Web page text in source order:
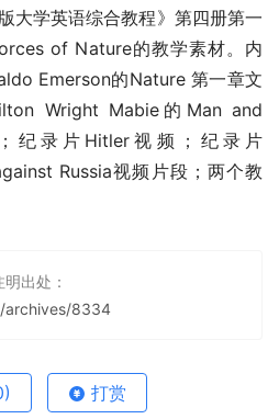
大学英语综合教程》第四册第一
of Nature的教学素材。内
Emerson的Nature 第一章文
Wright Mabie的Man and
纪录片Hitler视频；纪录片
Russia视频片段；两个教
出处：
archives/8334
打赏